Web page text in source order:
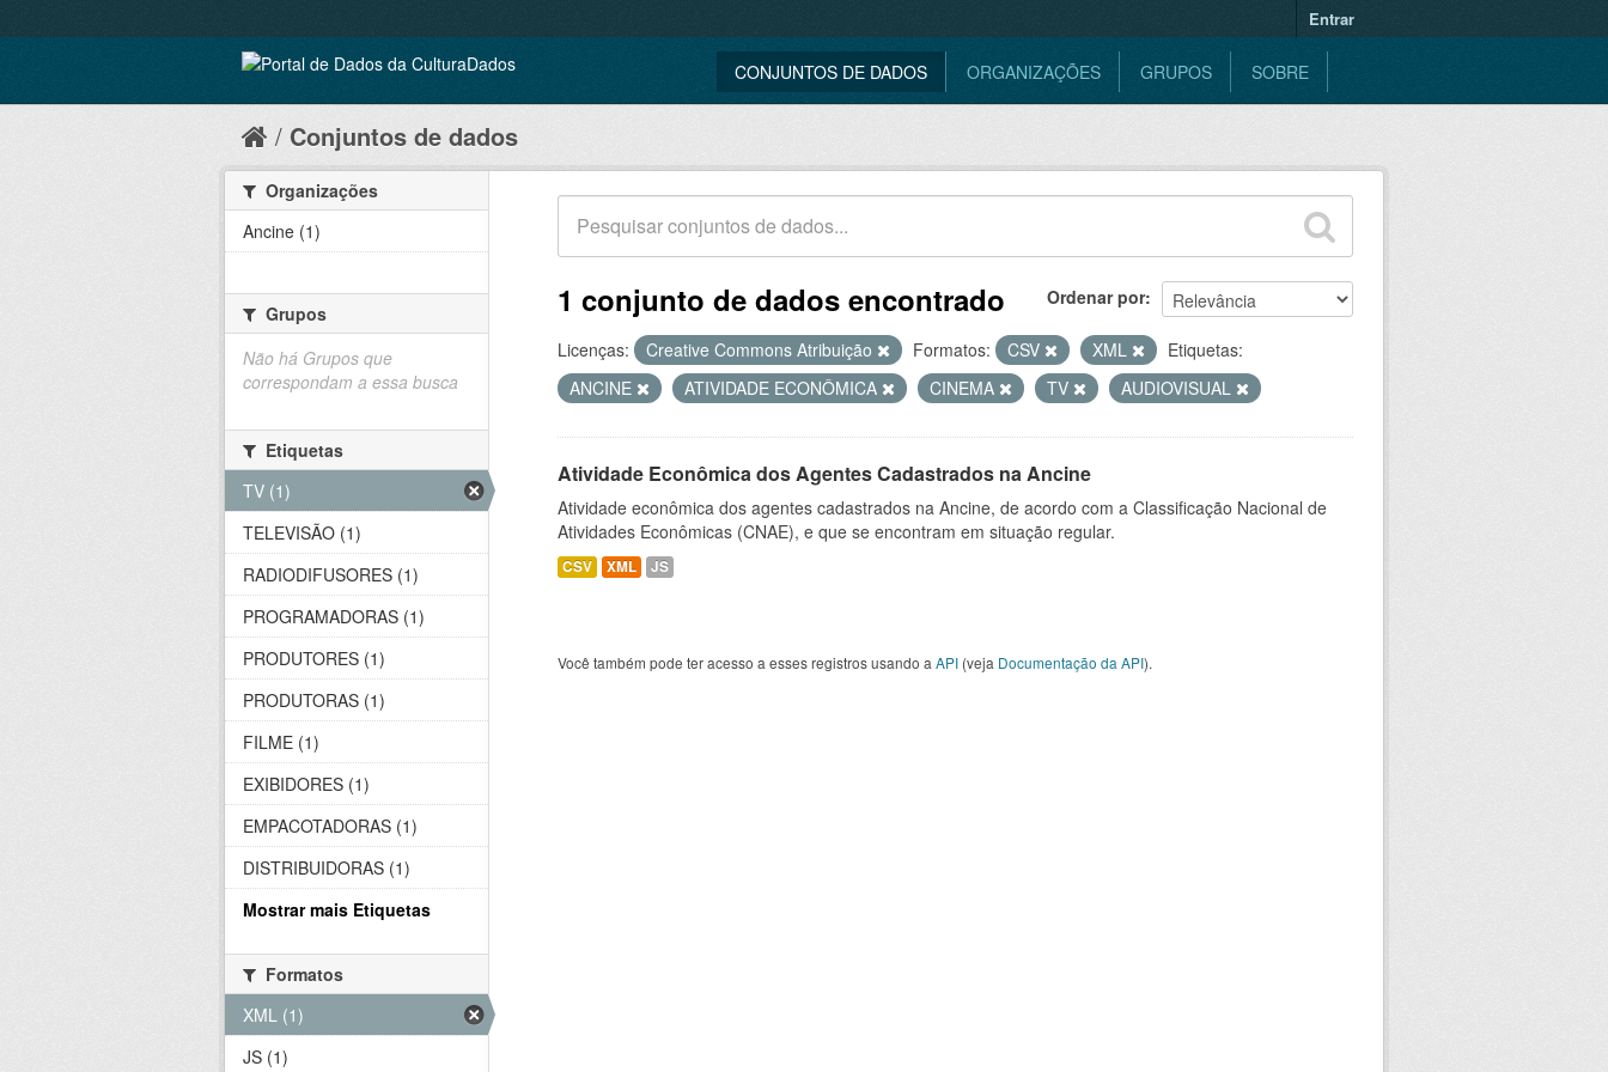
Entrar
CONJUNTOS DE DADOS ORGANIZAÇÕES GRUPOS SOBRE
Conjuntos de dados
Ordenar por
1 conjunto de dados encontrado
Licenças: Creative Commons Atribuição Formatos: CSV XML
Etiquetas:
ANCINE
ATIVIDADE ECONÔMICA CINEMA TV AUDIOVISUAL
Atividade Econômica dos Agentes Cadastrados na Ancine
Atividade econômica dos agentes cadastrados na Ancine, de acordo com a Classificação Nacional de
Atividades Econômicas (CNAE), e que se encontram em situação regular.
CSV XML JS
Você também pode ter acesso a esses registros usando a API (veja Documentação da API).
Organizações
Ancine (1)
Grupos
Não há Grupos que
correspondam a essa busca
Etiquetas
TV (1)
TELEVISÃO (1)
RADIODIFUSORES (1)
PROGRAMADORAS (1)
PRODUTORES (1)
PRODUTORAS (1)
FILME (1)
EXIBIDORES (1)
EMPACOTADORAS (1)
DISTRIBUIDORAS (1)
Mostrar mais Etiquetas
Formatos
XML (1)
JS (1)